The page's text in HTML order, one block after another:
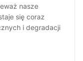
nasze
się coraz
i degradacji